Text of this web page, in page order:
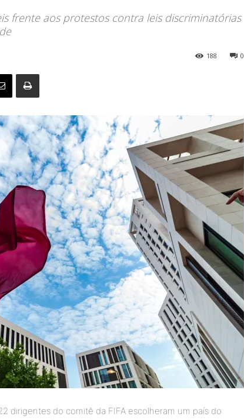
frente aos protestos contra leis discriminatórias
0
188
dirigentes do comitê da FIFA escolheram um país do